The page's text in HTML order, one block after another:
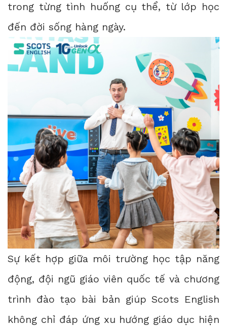
trong từng tình huống cụ thể, từ lớp học
đến đời sống hàng ngày.
Sự kết hợp giữa môi trường học tập năng
động, đội ngũ giáo viên quốc tế và chương
trình đào tạo bài bản giúp Scots English
không chỉ đáp ứng xu hướng giáo dục hiện